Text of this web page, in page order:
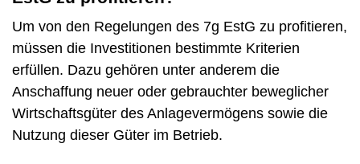
Um von den Regelungen des 7g EstG zu profitieren,
müssen die Investitionen bestimmte Kriterien
erfüllen. Dazu gehören unter anderem die
Anschaffung neuer oder gebrauchter beweglicher
Wirtschaftsgüter des Anlagevermögens sowie die
Nutzung dieser Güter im Betrieb.